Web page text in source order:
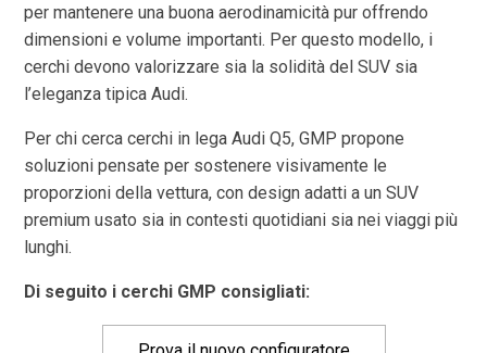
per mantenere una buona aerodinamicità pur offrendo
dimensioni e volume importanti. Per questo modello, i
cerchi devono valorizzare sia la solidità del SUV sia
l’eleganza tipica Audi.
Per chi cerca cerchi in lega Audi Q5, GMP propone
soluzioni pensate per sostenere visivamente le
proporzioni della vettura, con design adatti a un SUV
premium usato sia in contesti quotidiani sia nei viaggi più
lunghi.
Di seguito i cerchi GMP consigliati: